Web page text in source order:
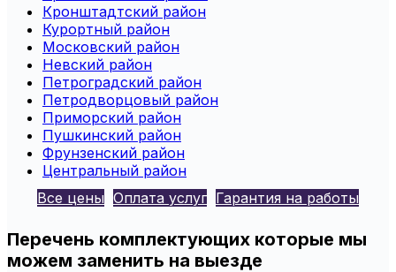
Кронштадтcкий район
Курортный район
Московский район
Невский район
Петроградский район
Петродворцовый район
Приморский район
Пушкинский район
Фрунзенский район
Центральный район
Все цены Оплата услуг Гарантия на работы
Перечень комплектующих которые мы
можем заменить на выезде